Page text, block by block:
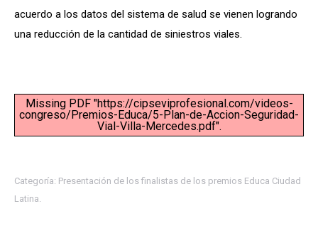
acuerdo a los datos del sistema de salud se vienen logrando
una reducción de la cantidad de siniestros viales.
Missing PDF "https://cipseviprofesional.com/videos-
congreso/Premios-Educa/5-Plan-de-Accion-Seguridad-
Vial-Villa-Mercedes.pdf".
Categoría: Presentación de los finalistas de los premios Educa Ciudad
Latina.